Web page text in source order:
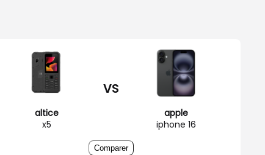
altice
x5
VS
apple
iphone 16
Comparer